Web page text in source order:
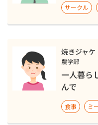
サークル
焼きジャケ
農学部
一人暮ら
んで
食事 ミ